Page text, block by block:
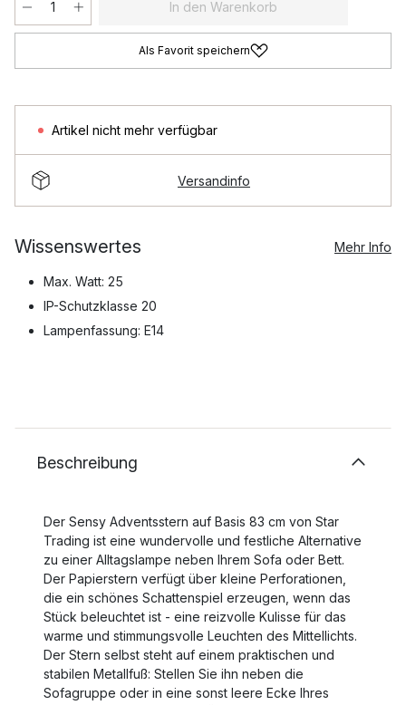
In den Warenkorb
Als Favorit speichern
Artikel nicht mehr verfügbar
Versandinfo
Wissenswertes Mehr Info
Max. Watt: 25
IP-Schutzklasse 20
Lampenfassung: E14
Beschreibung
Der Sensy Adventsstern auf Basis 83 cm von Star
Trading ist eine wundervolle und festliche Alternative
zu einer Alltagslampe neben Ihrem Sofa oder Bett.
Der Papierstern verfügt über kleine Perforationen,
die ein schönes Schattenspiel erzeugen, wenn das
Stück beleuchtet ist - eine reizvolle Kulisse für das
warme und stimmungsvolle Leuchten des Mittellichts.
Der Stern selbst steht auf einem praktischen und
stabilen Metallfuß: Stellen Sie ihn neben die
Sofagruppe oder in eine sonst leere Ecke Ihres